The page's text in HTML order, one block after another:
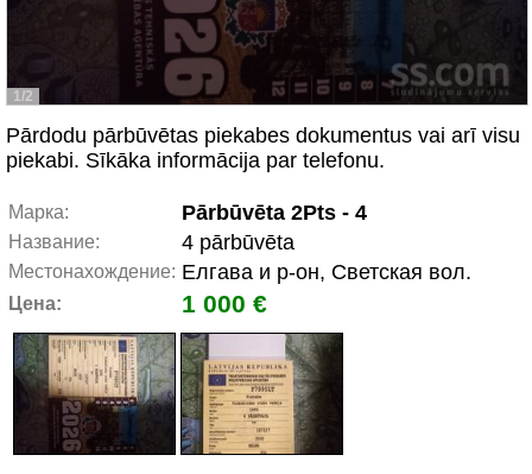
1/2
Pārdodu pārbūvētas piekabes dokumentus vai arī visu
piekabi. Sīkāka informācija par telefonu.
Марка: Pārbūvēta 2Pts - 4
Название: 4 pārbūvēta
Местонахождение: Елгава и р-он, Светская вол.
Цена: 1 000 €